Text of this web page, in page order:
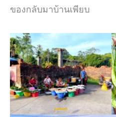
ของกลับมาบ้านเพียบ